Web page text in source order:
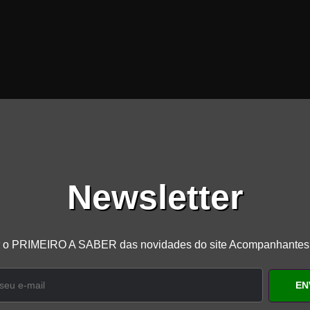
Newsletter
o PRIMEIRO A SABER das novidades do site